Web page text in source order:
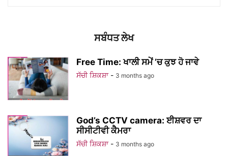
ਸਬੰਧਤ ਲੇਖ
Free Time: ਖਾਲੀ ਸਮੇਂ ’ਚ ਕੁਝ ਹੋ ਜਾਵੇ
ਸੱਚੀ ਸ਼ਿਕਸ਼ਾ - 3 months ago
God’s CCTV camera: ਈਸ਼ਵਰ ਦਾ
ਸੀਸੀਟੀਵੀ ਕੈਮਰਾ
ਸੱਚੀ ਸ਼ਿਕਸ਼ਾ - 3 months ago